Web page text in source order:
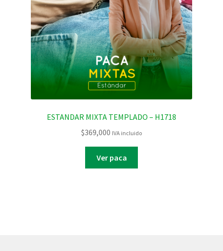
ESTANDAR MIXTA TEMPLADO – H1718
$369,000 IVA incluido
Ver paca